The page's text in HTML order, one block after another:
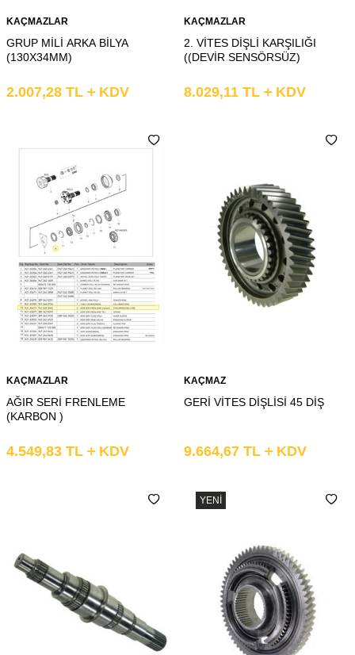
KAÇMAZLAR
GRUP MİLİ ARKA BİLYA
(130X34MM)
2.007,28 TL KDV
KAÇMAZLAR
2. VİTES DİŞLİ KARŞILIĞI
((DEVİR SENSÖRSÜZ)
8.029,11 TL KDV
KAÇMAZLAR
AĞIR SERİ FRENLEME
(KARBON )
4.549,83 TL KDV
KAÇMAZ
GERİ VİTES DİŞLİSİ 45 DİŞ
9.664,67 TL KDV
YENI